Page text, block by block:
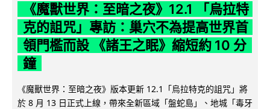
《魔獸世界：至暗之夜》12.1 「烏拉特
克的詛咒」專訪：巢穴不為提高世界首
領門檻而設 《諸王之眠》縮短約 10 分
鐘
《魔獸世界：至暗之夜》版本更新 12.1「烏拉特克的詛咒」將
於 8 月 13 日正式上線，帶來全新區域「盤蛇島」、地城「毒牙